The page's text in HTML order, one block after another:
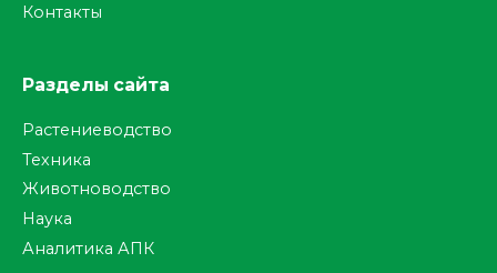
Контакты
Разделы сайта
Растениеводство
Техника
Животноводство
Наука
Аналитика АПК